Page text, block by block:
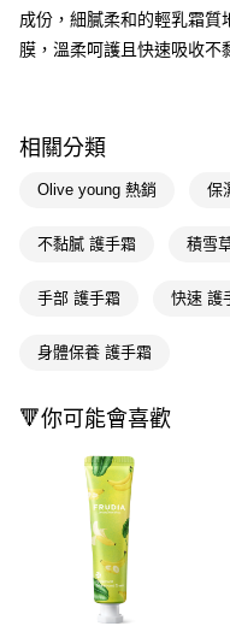
Apple Pay
Google Pay
相關說明
便利好安心！
２．便利：只要手機號碼，簡
【「AFTEE先享後付」結帳流程
結帳頁面，進行簡訊認證並確
２．訂單成立數日內，您將收
３．收到繳費通知簡訊後14
ATM／網路銀行／等多元方式
※ 請注意：結帳手續完成當下
購買商品的店家。未經商家同
後付繳納相關費用。
※ 交易是否成功請以「
每筆NT$65，滿NT$390(含
付款後全家取貨
每筆NT$65，滿NT$390(含
萊爾富取貨付款
每筆NT$65，滿NT$490(含
付款後萊爾富取貨
成份，細膩柔和的輕乳霜質
膜，溫柔呵護且快速吸收不
相關分類
Olive young 熱銷 保
不黏膩 護手霜 積雪
手部 護手霜 快速 護
身體保養 護手霜
🔻你可能會喜歡